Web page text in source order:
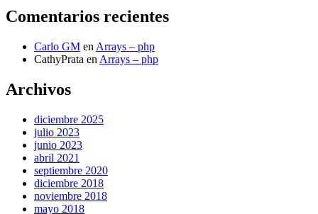
Comentarios recientes
Carlo GM en Arrays – php
CathyPrata en Arrays – php
Archivos
diciembre 2025
julio 2023
junio 2023
abril 2021
septiembre 2020
diciembre 2018
noviembre 2018
mayo 2018